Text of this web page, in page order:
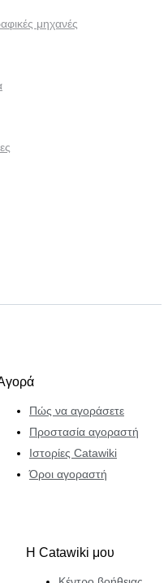
μηχανές
Πώς να αγοράσετε
Προστασία αγοραστή
Ιστορίες Catawiki
Όροι αγοραστή
Η Catawiki μου